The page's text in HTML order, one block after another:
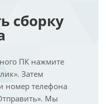
сборку
ПК нажмите
Затем
номер телефона
Мы